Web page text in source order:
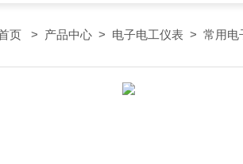
页 > 产品中心 > 电子电工仪表 > 常用电